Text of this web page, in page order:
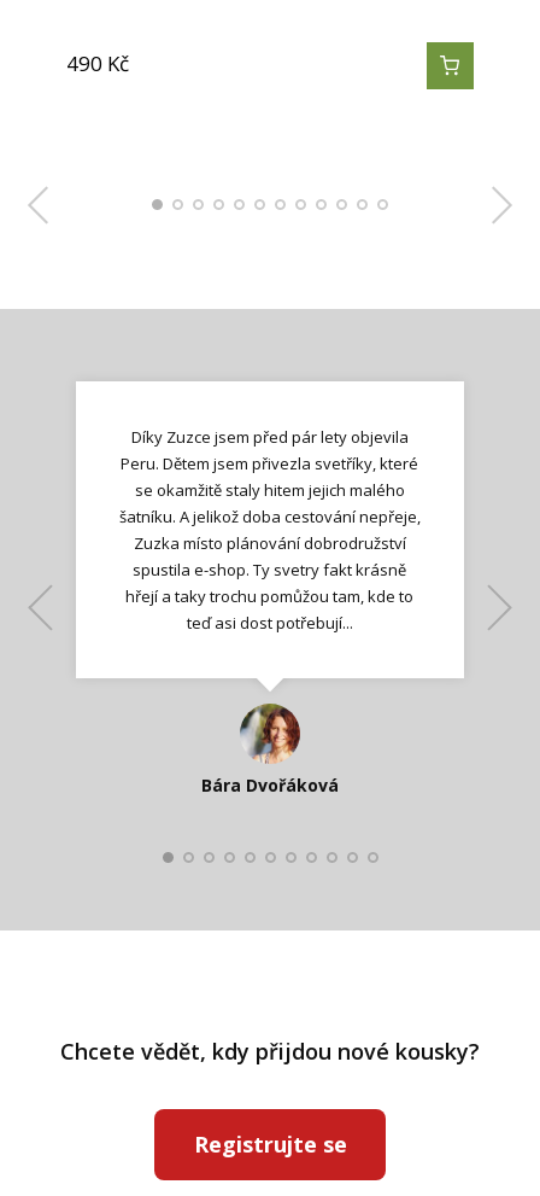
490 Kč
490 Kč
490 Kč
490 Kč
390 Kč
390 Kč
390 Kč
350 Kč
4 900Kč
4 900Kč
690 Kč
1 900Kč
Díky Zuzce jsem před pár lety objevila
Peru. Dětem jsem přivezla svetříky, které
se okamžitě staly hitem jejich malého
šatníku. A jelikož doba cestování nepřeje,
Zuzka místo plánování dobrodružství
spustila e-shop. Ty svetry fakt krásně
hřejí a taky trochu pomůžou tam, kde to
teď asi dost potřebují...
Bára Dvořáková
Jana T.
Kateřina Veleta Štěpánová
Ilona M.
Lenka K.
Nadšená zpráva
Katka Perháčová
Smolková
Lenka K.
Chcete vědět, kdy přijdou nové kousky?
Registrujte se